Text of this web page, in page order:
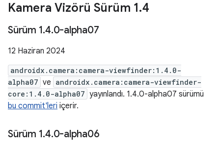
Kamera Vizörü Sürüm 1.4
Sürüm 1.4.0-alpha07
12 Haziran 2024
androidx.camera:camera-viewfinder:1.4.0-
alpha07 ve androidx.camera:camera-viewfinder-
core:1.4.0-alpha07 yayınlandı. 1.4.0-alpha07 sürümü
bu commit'leri içerir.
Sürüm 1.4.0-alpha06